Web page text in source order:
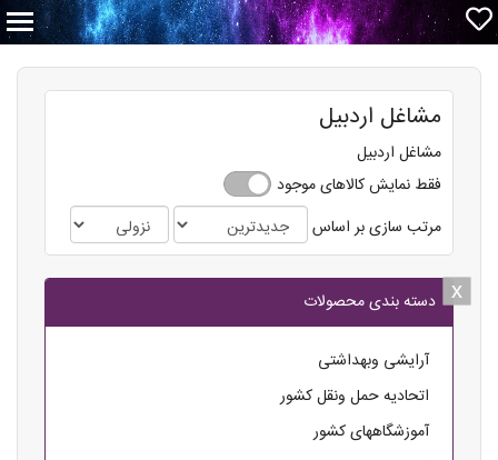
مشاغل اردبیل
مشاغل اردبیل
فقط نمایش کالاهای موجود
مرتب سازی بر اساس
x دسته بندی محصولات
آرایشی وبهداشتی
اتحادیه حمل ونقل کشور
آموزشگاههای کشور
x